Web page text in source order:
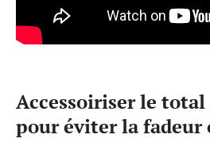
Accessoiriser le
pour éviter la fadeur